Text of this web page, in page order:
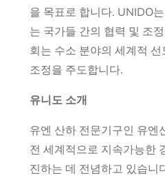
을 목표로 합니다. UNIDO
는 국가들 간의 협력 및 조
회는 수소 분야의 세계적
조정을 주도합니다.
유니도 소개
유엔 산하 전문기구인 유엔
전 세계적으로 지속가능한
진하는 데 전념하고 있습니